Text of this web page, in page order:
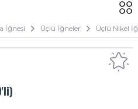
İğnesi Üçlü İğneler Üçlü Nikel